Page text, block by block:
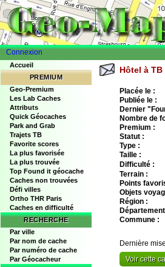
Connexion
Accueil
PREMIUM
Geo-Premium
Les Lab Caches
Attributs
Quick Géocaches
Park and Grab
Trajets TB
Favorite scores
La plus favorisée
La plus trouvée
Top Found it géocache
Caches non trouvées
Défi villes
Ortho THR Paris
Caches en difficulté
RECHERCHE
Par ville
Par nom de cache
Par numéro de cache
Par Géocacheur
Hôtel à TB
Placée le :
Publiée le :
Dernier
Nombre de
Premium :
Statut :
Type :
Taille :
Difficulté :
Terrain :
Points
Objets
Région :
Commune :
Dernière
Voir cette